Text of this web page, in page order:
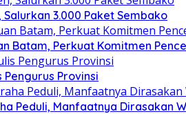
Salurkan 3.000 Paket Sembako
Batam, Perkuat Komitmen
Pengurus Provinsi
Peduli, Manfaatnya Dirasakan